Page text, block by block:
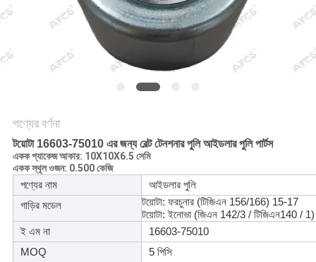
অনুরোধ
করুন
ম্যাপ
গোপনীয়তা
নীতি
পণ্যের বর্ণনা
টয়োটা 16603-75010 এর জন্য বেল্ট টেনশনার পুলি আইডলার পুলি পার্টস
একক প্যাকেজ আকার: 10X10X6.5 সেমি
একক স্থূল ওজন: 0.500 কেজি
পণ্যের নাম
আইডলার পুলি
গাড়ির মডেল
টয়োটা: ফরচুনার (টিজিএন 156/166) 15-17
টয়োটা: ইনোভা (জিএন 142/3 / টিজিএন140 /
ই এম না
16603-75010
MOQ
5 পিসি